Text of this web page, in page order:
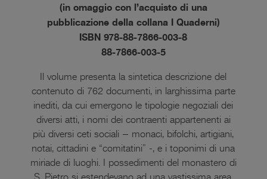
(in omaggio con l’acquisto di una
pubblicazione della collana I Quaderni)
ISBN 978-88-7866-003-8
88-7866-003-5
Il volume presenta la sintetica descrizione del
contenuto di 762 documenti, in larghissima parte
inediti, da cui emergono le tipologie negoziali dei
diversi atti, i nomi dei contraenti appartenenti ai
più diversi ceti sociali – monaci, bifolchi, artigiani,
notai, cittadini e “comitatini” -, e i toponimi di una
miriade di luoghi. I possedimenti del monastero di
S. Pietro si estendevano ad una vastissima area,